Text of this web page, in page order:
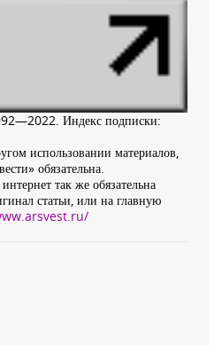
Индекс подписки:
использовании материалов,
обязательна.
так же обязательна
статьи, или на главную